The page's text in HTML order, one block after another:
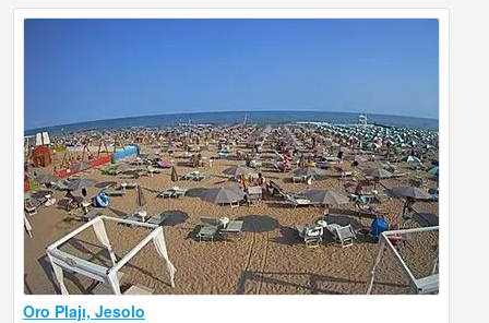
Oro Plajı, Jesolo